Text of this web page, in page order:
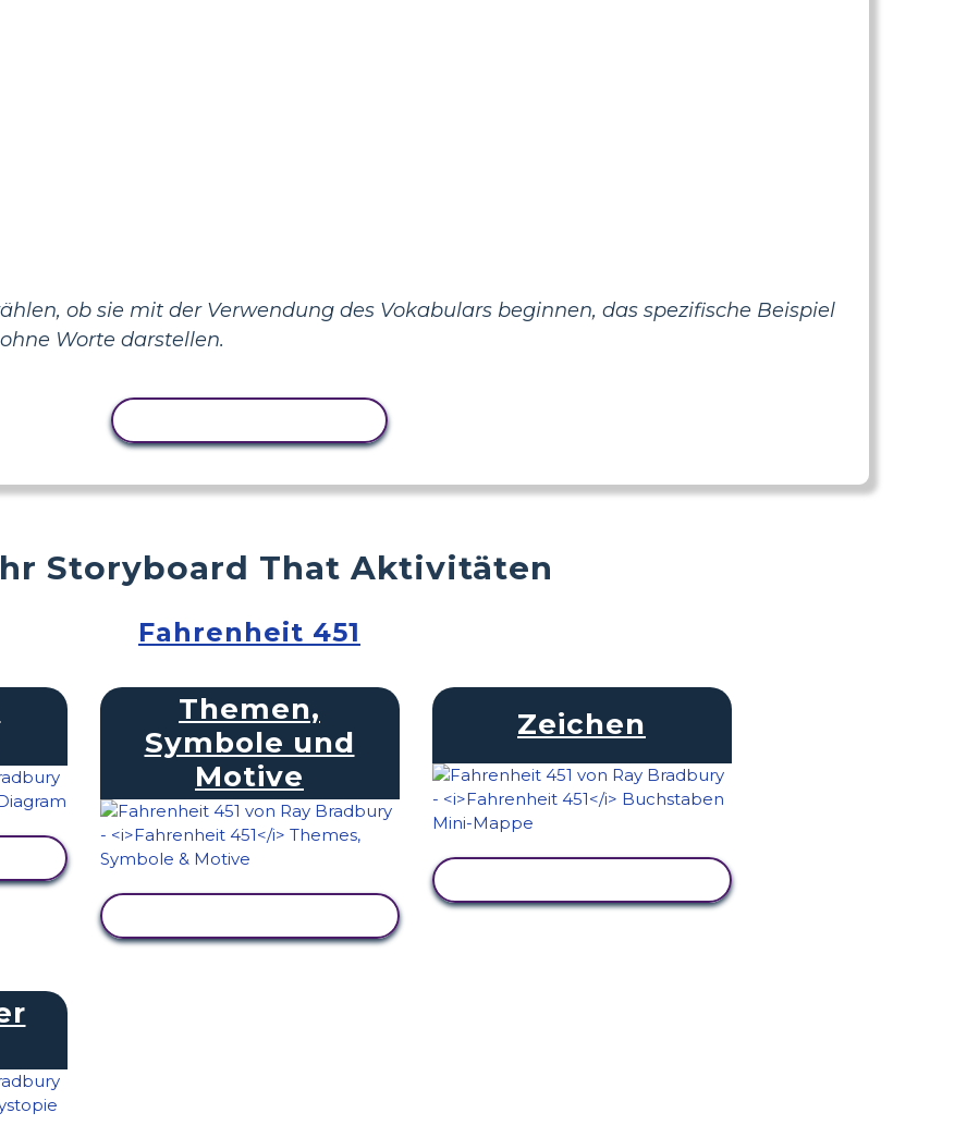
ob sie mit der Verwendung des Vokabulars beginnen, das spezifische Beispiel
Worte darstellen.
Storyboard That Aktivitäten
Fahrenheit 451
Themen,
Symbole und
Motive
Zeichen